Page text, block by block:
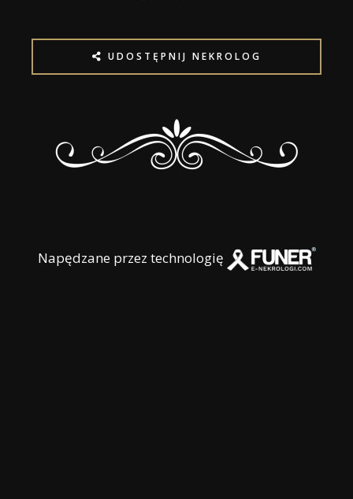
UDOSTĘPNIJ NEKROLOG
Napędzane przez technologię